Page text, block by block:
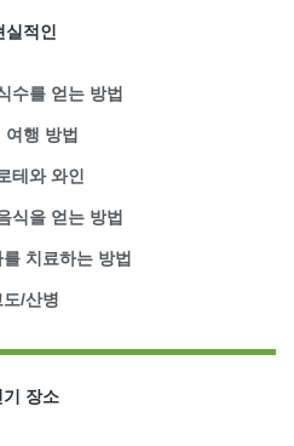
실적인
수를 얻는 방법
여행 방법
테와 와인
식을 얻는 방법
치료하는 방법
도/산병
기 장소